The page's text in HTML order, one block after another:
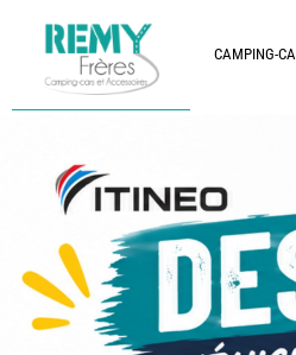
CAMPING-